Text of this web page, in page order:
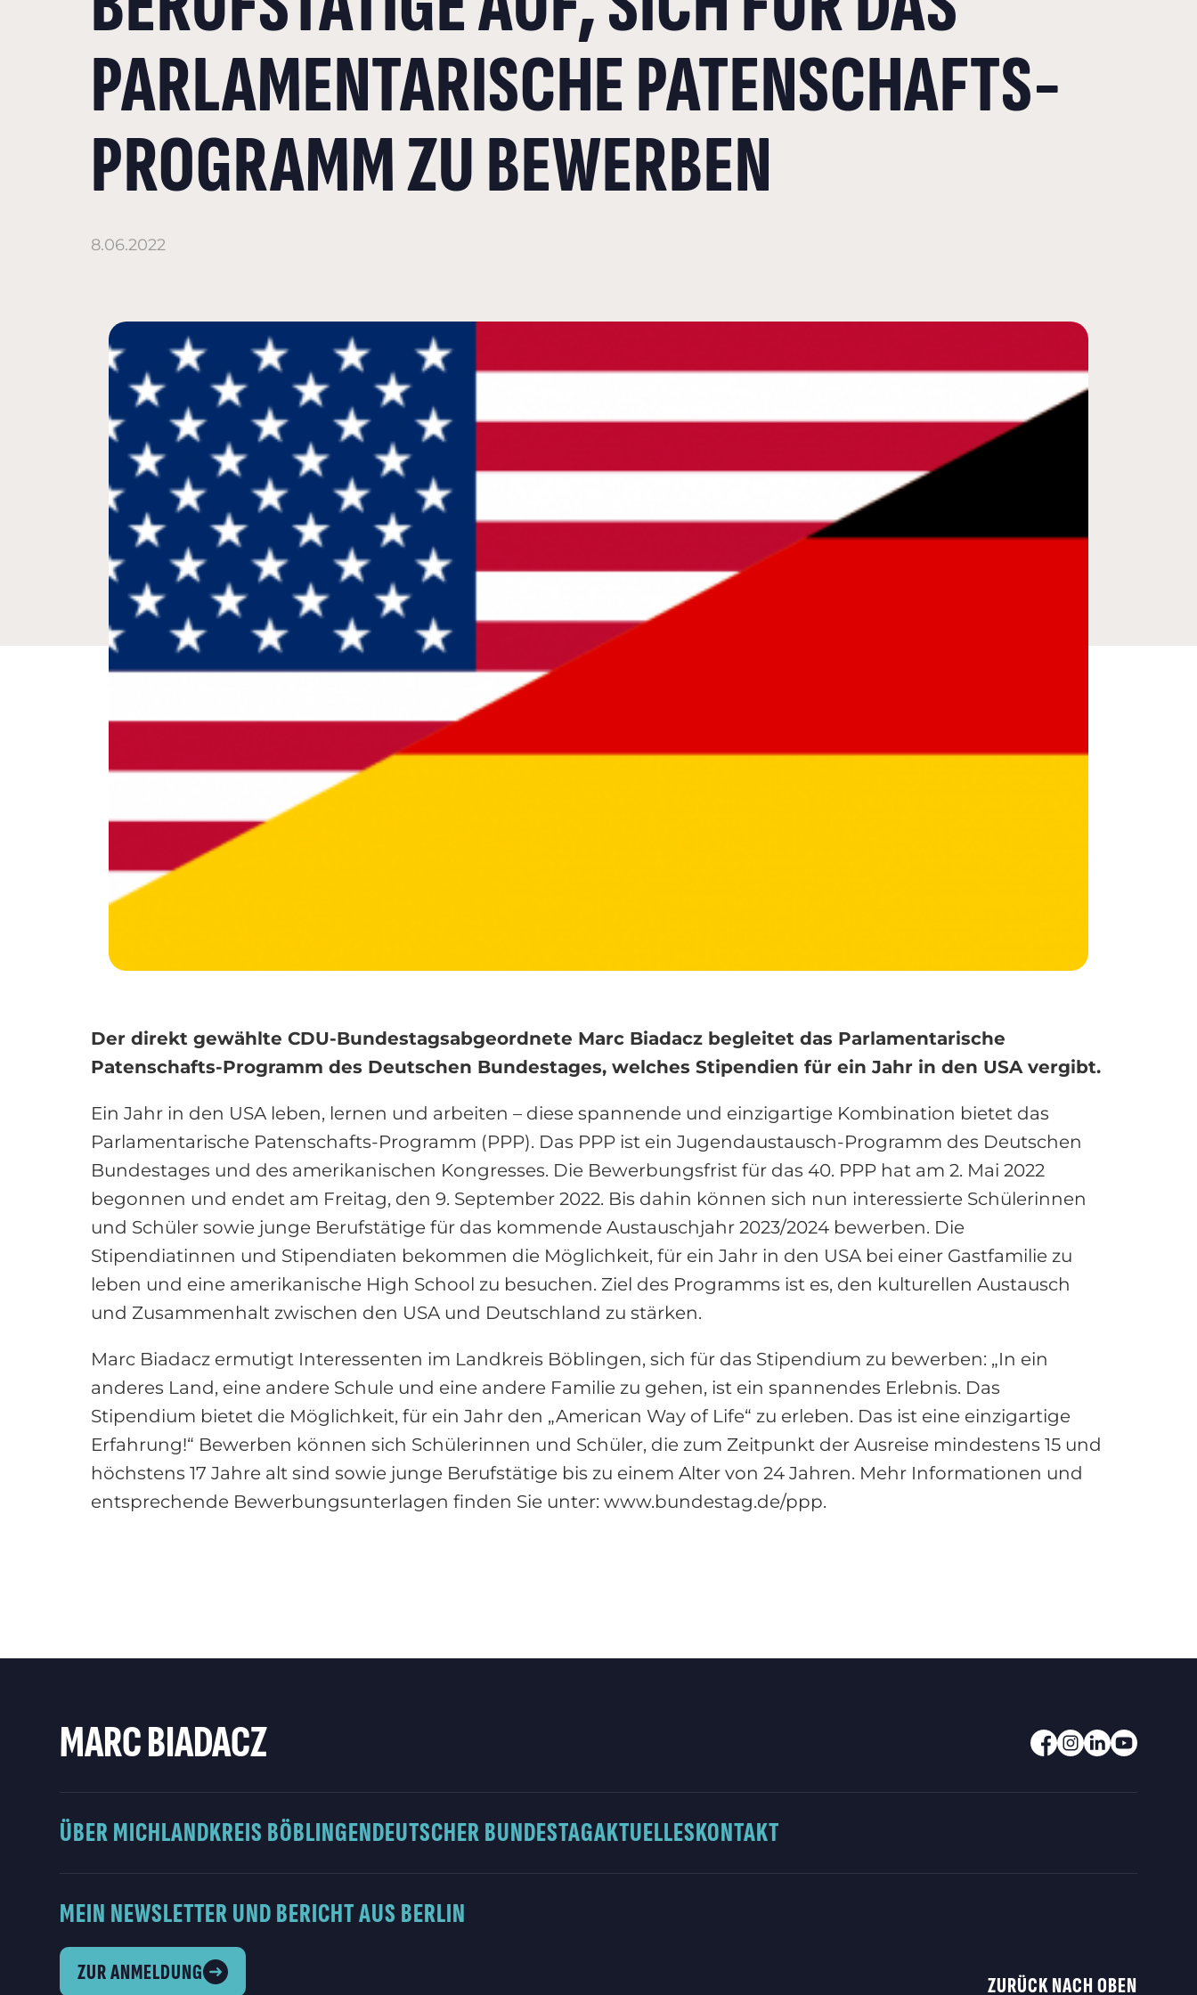
PARLAMENTARISCHE PATENSCHAFTS-
PROGRAMM ZU BEWERBEN
8.06.2022
Der direkt gewählte CDU-Bundestagsabgeordnete Marc Biadacz begleitet das Parlamentarische
Patenschafts-Programm des Deutschen Bundestages, welches Stipendien für ein Jahr in den USA vergibt.
Ein Jahr in den USA leben, lernen und arbeiten – diese spannende und einzigartige Kombination bietet das
Parlamentarische Patenschafts-Programm (PPP). Das PPP ist ein Jugendaustausch-Programm des Deutschen
Bundestages und des amerikanischen Kongresses. Die Bewerbungsfrist für das 40. PPP hat am 2. Mai 2022
begonnen und endet am Freitag, den 9. September 2022. Bis dahin können sich nun interessierte Schülerinnen
und Schüler sowie junge Berufstätige für das kommende Austauschjahr 2023/2024 bewerben. Die
Stipendiatinnen und Stipendiaten bekommen die Möglichkeit, für ein Jahr in den USA bei einer Gastfamilie zu
leben und eine amerikanische High School zu besuchen. Ziel des Programms ist es, den kulturellen Austausch
und Zusammenhalt zwischen den USA und Deutschland zu stärken.
Marc Biadacz ermutigt Interessenten im Landkreis Böblingen, sich für das Stipendium zu bewerben: „In ein
anderes Land, eine andere Schule und eine andere Familie zu gehen, ist ein spannendes Erlebnis. Das
Stipendium bietet die Möglichkeit, für ein Jahr den „American Way of Life“ zu erleben. Das ist eine einzigartige
Erfahrung!“ Bewerben können sich Schülerinnen und Schüler, die zum Zeitpunkt der Ausreise mindestens 15 und
höchstens 17 Jahre alt sind sowie junge Berufstätige bis zu einem Alter von 24 Jahren. Mehr Informationen und
entsprechende Bewerbungsunterlagen finden Sie unter: www.bundestag.de/ppp.
MARC BIADACZ
ÜBER MICHLANDKREIS BÖBLINGENDEUTSCHER BUNDESTAGAKTUELLESKONTAKT
MEIN NEWSLETTER UND BERICHT AUS BERLIN
ZUR ANMELDUNG
ZURÜCK NACH OBEN